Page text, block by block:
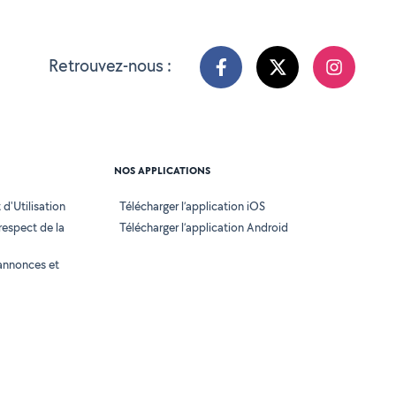
Retrouvez-nous :
d'Utilisation
de la
et
NOS APPLICATIONS
Télécharger l’application iOS
Télécharger l’application Android